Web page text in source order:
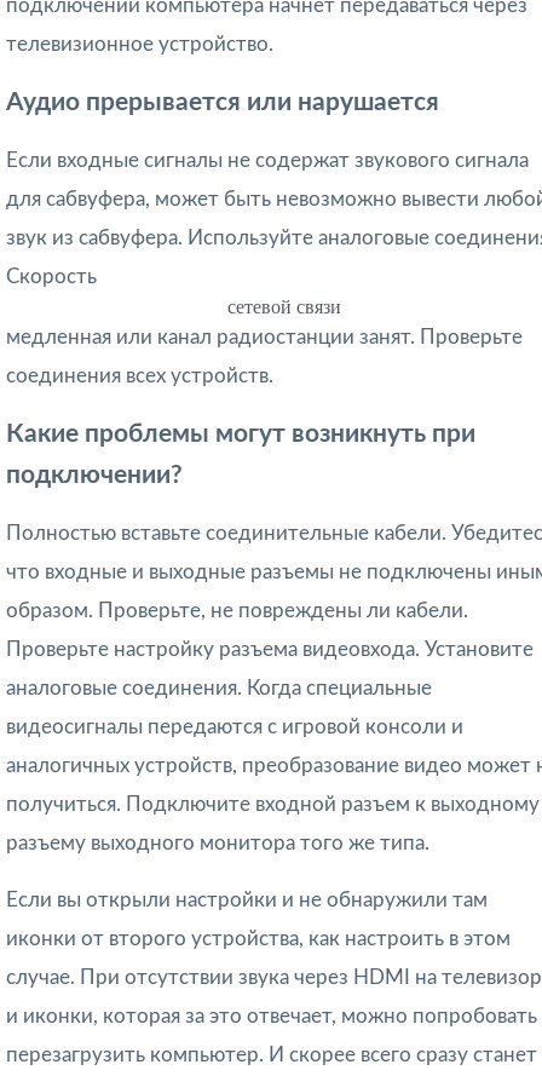
подключении компьютера начнет передаваться через
телевизионное устройство.
Аудио прерывается или нарушается
Если входные сигналы не содержат звукового сигнала
для сабвуфера, может быть невозможно вывести
звук из сабвуфера. Используйте аналоговые
Скорость
сетевой связи
медленная или канал радиостанции занят. Проверьте
соединения всех устройств.
Какие проблемы могут возникнуть при
подключении?
Полностью вставьте соединительные кабели.
что входные и выходные разъемы не подключены
образом. Проверьте, не повреждены ли кабели.
Проверьте настройку разъема видеовхода. Установите
аналоговые соединения. Когда специальные
видеосигналы передаются с игровой консоли и
аналогичных устройств, преобразование видео может
получиться. Подключите входной разъем к выходному
разъему выходного монитора того же типа.
Если вы открыли настройки и не обнаружили там
иконки от второго устройства, как настроить в этом
случае. При отсутствии звука через HDMI на
и иконки, которая за это отвечает, можно попробовать
перезагрузить компьютер. И скорее всего сразу станет